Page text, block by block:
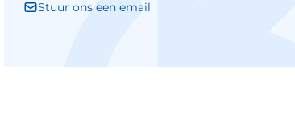
Stuur ons een email